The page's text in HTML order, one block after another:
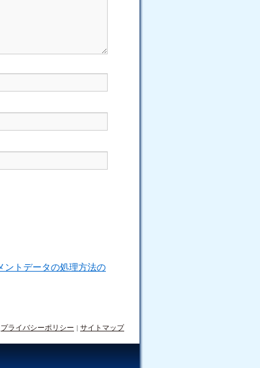
ントデータの処理方法の
プライバシーポリシー | サイトマップ